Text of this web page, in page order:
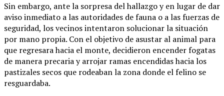
Sin embargo, ante la sorpresa del hallazgo y en lugar de dar
aviso inmediato a las autoridades de fauna o a las fuerzas de
seguridad, los vecinos intentaron solucionar la situación
por mano propia. Con el objetivo de asustar al animal para
que regresara hacia el monte, decidieron encender fogatas
de manera precaria y arrojar ramas encendidas hacia los
pastizales secos que rodeaban la zona donde el felino se
resguardaba.